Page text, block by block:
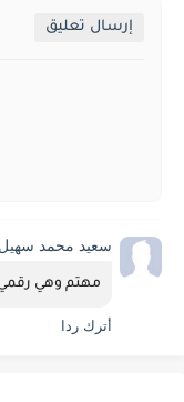
إرسال تعليق
سعيد محمد سهيل
مهتم وهي رقمي
أترك ردا